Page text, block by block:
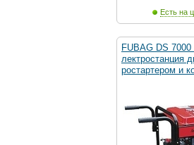
Есть на
FUBAG DS
лектростанция
ростартером и